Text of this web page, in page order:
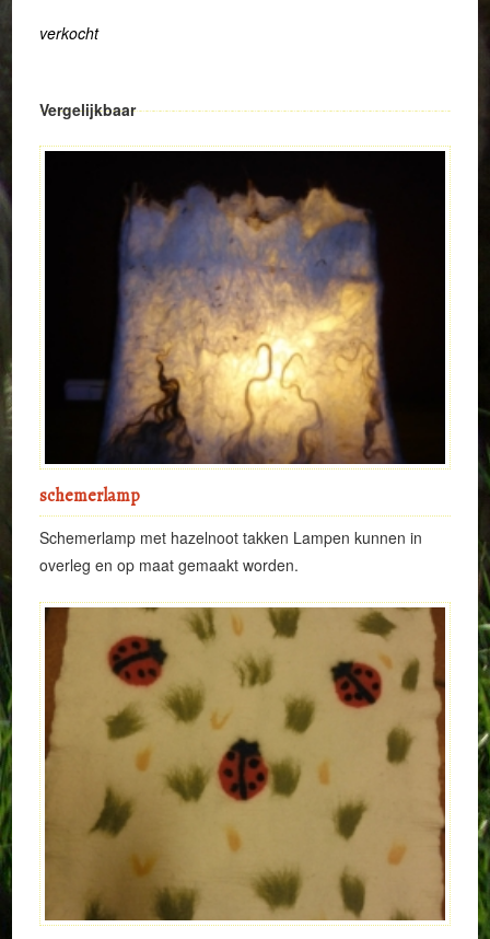
verkocht
Vergelijkbaar
schemerlamp
Schemerlamp met hazelnoot takken Lampen kunnen in
overleg en op maat gemaakt worden.